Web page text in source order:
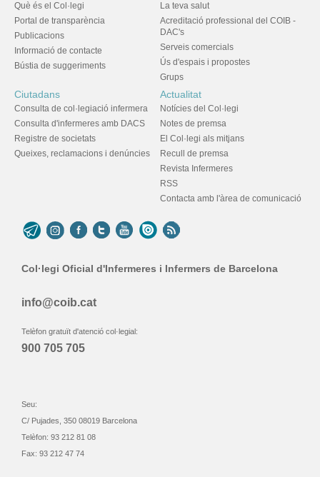
Què és el Col·legi
Portal de transparència
Publicacions
Informació de contacte
Bústia de suggeriments
La teva salut
Acreditació professional del COIB -
DAC's
Serveis comercials
Ús d'espais i propostes
Grups
Ciutadans
Consulta de col·legiació infermera
Consulta d'infermeres amb DACS
Registre de societats
Queixes, reclamacions i denúncies
Actualitat
Notícies del Col·legi
Notes de premsa
El Col·legi als mitjans
Recull de premsa
Revista Infermeres
RSS
Contacta amb l'àrea de comunicació
Col·legi Oficial d'Infermeres i Infermers de Barcelona
info@coib.cat
Telèfon gratuït d'atenció col·legial:
900 705 705
Seu:
C/ Pujades, 350 08019 Barcelona
Telèfon: 93 212 81 08
Fax: 93 212 47 74